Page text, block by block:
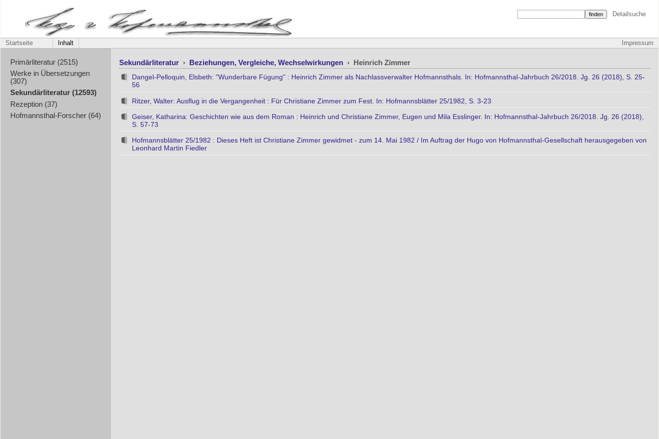
Detailsuche
Impressum
Startseite Inhalt
Primärliteratur (2515)
Werke in Übersetzungen
(307)
Sekundärliteratur (12593)
Rezeption (37)
Hofmannsthal-Forscher (64)
Sekundärliteratur › Beziehungen, Vergleiche, Wechselwirkungen › Heinrich Zimmer
Dangel-Pelloquin, Elsbeth: "Wunderbare Fügung" : Heinrich Zimmer als Nachlassverwalter Hofmannsthals. In: Hofmannsthal-Jahrbuch 26/2018. Jg. 26 (2018), S. 25-
56
Ritzer, Walter: Ausflug in die Vergangenheit : Für Christiane Zimmer zum Fest. In: Hofmannsblätter 25/1982, S. 3-23
Geiser, Katharina: Geschichten wie aus dem Roman : Heinrich und Christiane Zimmer, Eugen und Mila Esslinger. In: Hofmannsthal-Jahrbuch 26/2018. Jg. 26 (2018),
S. 57-73
Hofmannsblätter 25/1982 : Dieses Heft ist Christiane Zimmer gewidmet - zum 14. Mai 1982 / Im Auftrag der Hugo von Hofmannsthal-Gesellschaft herausgegeben von
Leonhard Martin Fiedler